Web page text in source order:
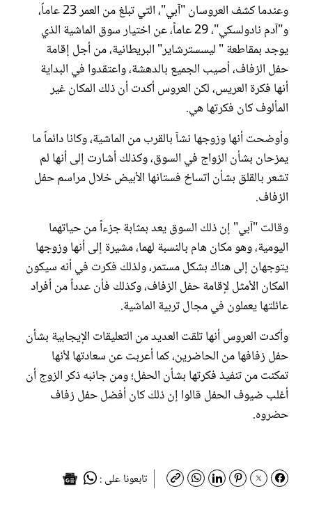
العروس تدخل سوق الماشية
وعندما كشف العروسان "آبي"، التي تبلغ من العمر 23 عاماً،
و"آدم نادولسكي"، 29 عاماً، عن اختيار سوق الماشية الذي
يوجد بمقاطعة " ليسسترشاير" البريطانية، من أجل إقامة
حفل الزفاف، أصيب الجميع بالدهشة، واعتقدوا في البداية
أنها فكرة العريس، لكن العروس أكدت أن ذلك المكان غير
المألوف كان فكرتها هي.
وأوضحت أنها وزوجها نشآ بالقرب من الماشية، وكانا دائماً ما
يمزحان بشأن الزواج في السوق، وكذلك أشارت إلى أنها لم
تشعر بالقلق بشأن اتساخ فستانها الأبيض خلال مراسم حفل
الزفاف.
وقالت "آبي" إن ذلك السوق يعد بمثابة جزءاً من حياتهما
اليومية، وهو مكان هام بالنسبة لهما، مشيرة إلى أنها وزوجها
يتوجهان إلى هناك بشكل مستمر، ولذلك فكرت في أنه سيكون
المكان الأمثل لإقامة حفل الزفاف، وكذلك فأن عدداً من أفراد
عائلتها يعملون في مجال تربية الماشية.
وأكدت العروس أنها تلقت العديد من التعليقات الإيجابية بشأن
حفل زفافها من الحاضرين، كما أعربت عن سعادتها لأنها
تمكنت من تنفيذ فكرتها بشأن الحفل؛ ومن جانبه ذكر الزوج أن
أغلب ضيوف الحفل قالوا إن ذلك كان أفضل حفل زفاف
حضروه.
تابعونا على :
غلاف رفمي